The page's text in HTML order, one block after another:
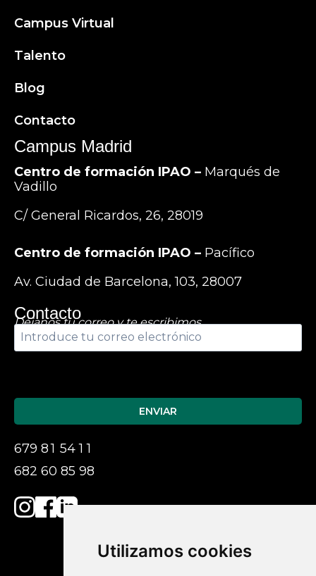
Utilizamos cookies
Campus Virtual
Talento
Blog
Contacto
Campus Madrid
Centro de formación IPAO – Marqués de
Vadillo
C/ General Ricardos, 26, 28019
Centro de formación IPAO – Pacífico
Av. Ciudad de Barcelona, 103, 28007
Contacto
Déjanos tu correo y te escribimos
este
campo
679 81 5411
682 60 85 98